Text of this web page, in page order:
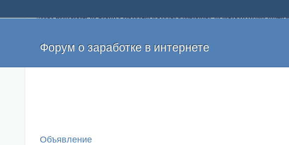
Добро пожаловать на форум о заработке и работе в интернете, на котором можно
и оставлять свои отзывы. Если вы знаете, что определенный проект или сайт не платит,
легкие деньги без вложений и регистрации уже сегодня. Создавайте новые темы,
Форум о заработке в интернете
Объявление